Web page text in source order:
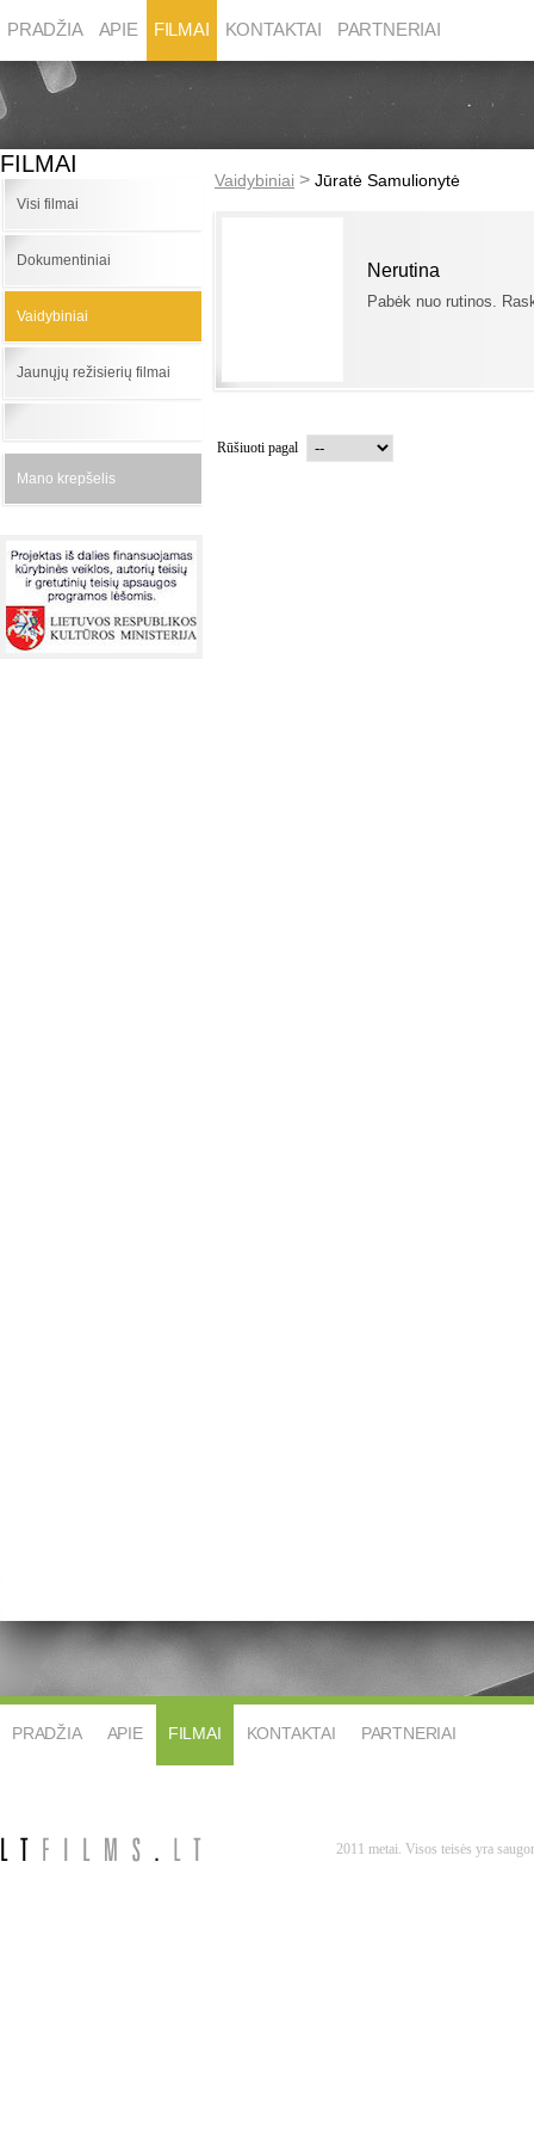
PRADŽIA APIE FILMAI KONTAKTAI PARTNERIAI
FILMAI
Visi filmai
Dokumentiniai
Vaidybiniai
Jaunųjų režisierių filmai
Mano krepšelis
Vaidybiniai > Jūratė Samulionytė
Nerutina
Pabėk nuo rutinos.
Rūšiuoti pagal
PRADŽIA APIE FILMAI KONTAKTAI PARTNERIAI
2011 metai. Visos teisės yra